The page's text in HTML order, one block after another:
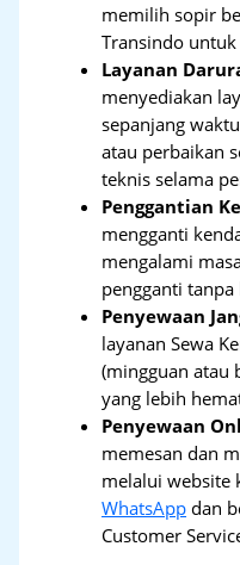
memilih sopir
Transindo
Layanan
menyediakan
sepanjang
atau perbaikan
teknis selama
Penggantian
mengganti
mengalami
pengganti
Penyewaan
layanan Sewa
(mingguan atau
yang lebih
Penyewaan
memesan dan
melalui website
WhatsApp dan
Customer